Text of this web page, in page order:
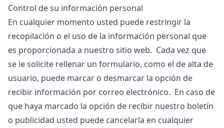
Control de su información personal
En cualquier momento usted puede restringir la
recopilación o el uso de la información personal que
es proporcionada a nuestro sitio web. Cada vez que
se le solicite rellenar un formulario, como el de alta de
usuario, puede marcar o desmarcar la opción de
recibir información por correo electrónico. En caso de
que haya marcado la opción de recibir nuestro boletín
o publicidad usted puede cancelarla en cualquier